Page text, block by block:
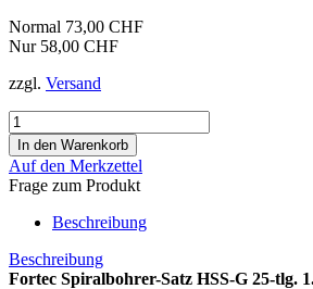
Normal 73,00 CHF
Nur 58,00 CHF
zzgl. Versand
Auf den Merkzettel
Frage zum Produkt
Beschreibung
Beschreibung
Fortec Spiralbohrer-Satz HSS-G 25-tlg.